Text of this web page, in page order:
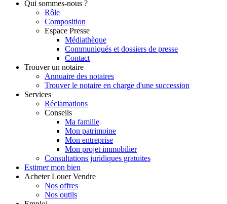
Qui sommes-nous ?
Rôle
Composition
Espace Presse
Médiathèque
Communiqués et dossiers de presse
Contact
Trouver un notaire
Annuaire des notaires
Trouver le notaire en charge d'une succession
Services
Réclamations
Conseils
Ma famille
Mon patrimoine
Mon entreprise
Mon projet immobilier
Consultations juridiques gratuites
Estimer mon bien
Acheter Louer Vendre
Nos offres
Nos outils